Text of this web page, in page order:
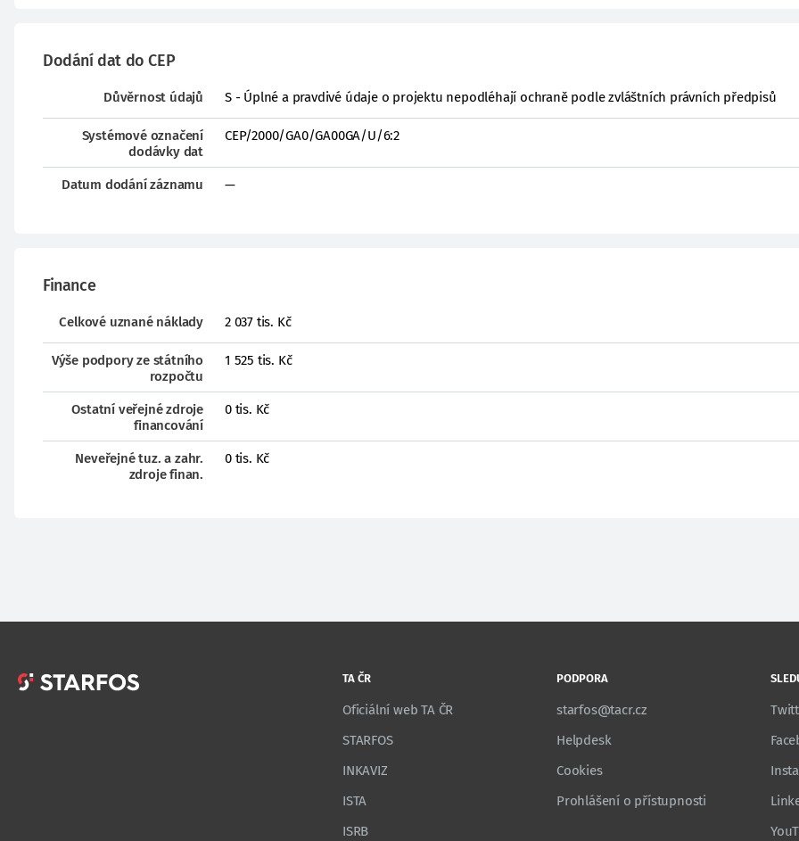
Dodání dat do CEP
Důvěrnost údajů S - Úplné a pravdivé údaje o projektu nepodléhají ochraně podle zvláštních právních předpisů
Systémové označení
dodávky dat
CEP/2000/GA0/GA00GA/U/6:2
Datum dodání záznamu —
Finance
Celkové uznané náklady 2 037 tis. Kč
Výše podpory ze státního
rozpočtu
1 525 tis. Kč
Ostatní veřejné zdroje
financování
0 tis. Kč
Neveřejné tuz. a zahr.
zdroje finan.
0 tis. Kč
TA ČR
Oficiální web TA ČR
STARFOS
INKAVIZ
ISTA
ISRB
PODPORA
starfos@tacr.cz
Helpdesk
Cookies
Prohlášení o přístupnosti